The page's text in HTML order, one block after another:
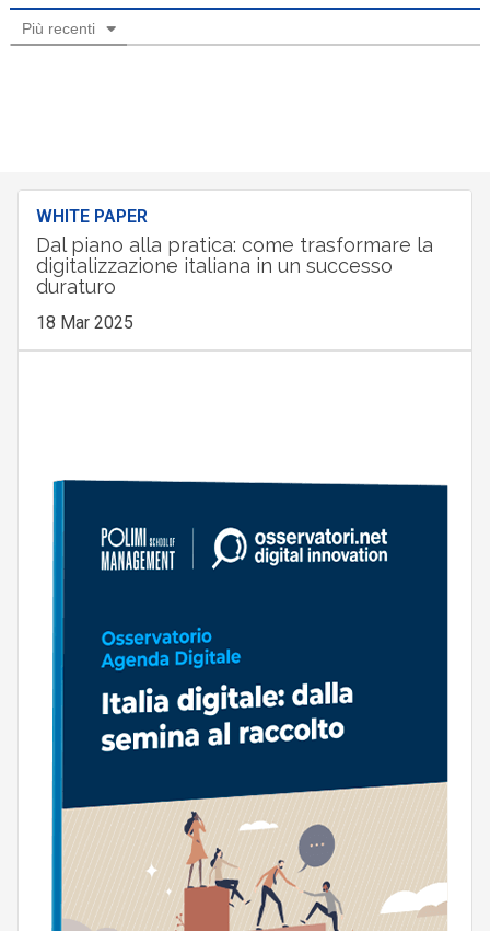
Più recenti
WHITE PAPER
Dal piano alla pratica: come trasformare la
digitalizzazione italiana in un successo
duraturo
18 Mar 2025